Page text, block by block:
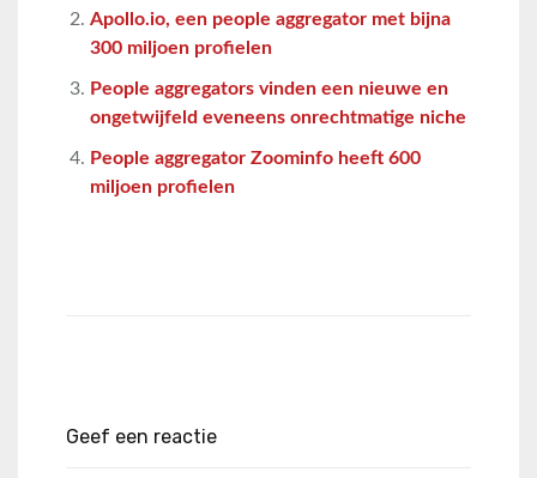
Apollo.io, een people aggregator met bijna
300 miljoen profielen
People aggregators vinden een nieuwe en
ongetwijfeld eveneens onrechtmatige niche
People aggregator Zoominfo heeft 600
miljoen profielen
Geef een reactie